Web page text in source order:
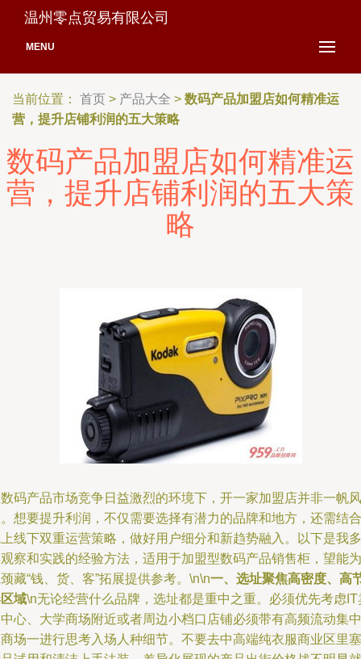
温州零点贸易有限公司
MENU
当前位置： 首页 > 产品大全 > 数码产品加盟店如何精准运
营，提升店铺利润的五大策略
数码产品加盟店如何精准运
营，提升店铺利润的五大策
略
码产品市场竞争日益激烈的环境下，开一家加盟店并非一帆风
想要提升利润，不仅需要选择有潜力的品牌和地方，还需结合
线下双重运营策略，做好用户细分和新趋势融入。以下是我多
察和实践的经验方法，适用于加盟型数码产品销售柜，望能为
藏“钱、货、客”拓展提供参考。\n\n一、选址聚焦高密度、高
域\n无论经营什么品牌，选址都是重中之重。必须优先考虑IT
心、大学商场附近或者周边小档口店铺必须带有高频流动集中
场一进行思考入场人种细节。不要去中高端纯衣服商业区里塞